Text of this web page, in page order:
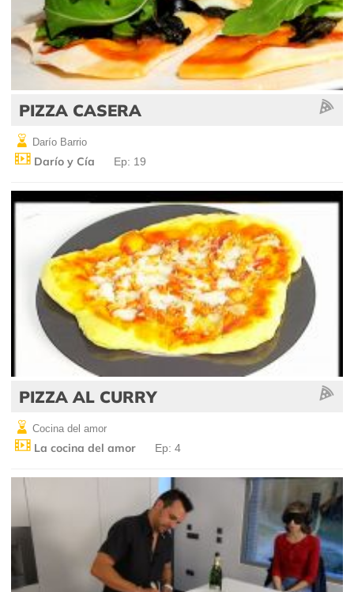
PIZZA CASERA
Darío Barrio
Darío y Cía Ep: 19
PIZZA AL CURRY
Cocina del amor
La cocina del amor Ep: 4